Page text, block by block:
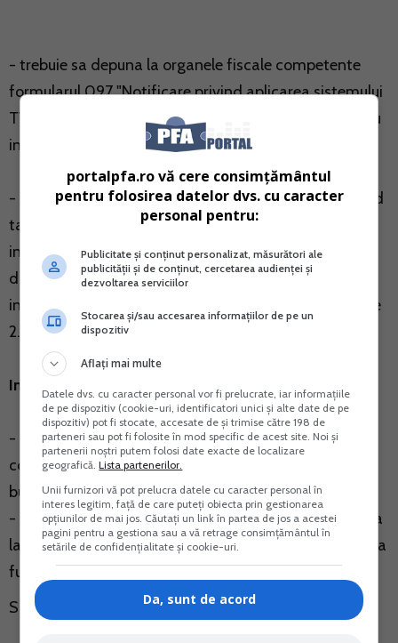
- trebuie sa depuna la organele fiscale competente
formularul 097 "Notificare privind aplicarea sistemului
TVA la incasare" din care sa rezulte ca opteaza pentru
intrarea in sistem. Termen : 25 ianuarie inclusiv.
- se considera ca persoana impozabila a optat in mod
tacit pentru continuarea aplicarii sistemului TVA la
incasare, neavand obligatia sa depuna notificarea,
daca in anul precedent a aplicat sistemul TVA la
incasare si cifra sa de afaceri nu a depasit plafonul de
2.250.000 lei.
In ce consta sistemul de TVA la incasare:
- amanarea exigibilitatii TVA pana la data incasarii
contravalorii integrale/partiale a livrarii de
bunuri/prestarii de servicii;
- amanarea dreptului de deducere a TVA pana la data
la care TVA aferenta bunurilor / serviciilor a fost platita
furnizorului / prestatorului.
Sursa:
portalpfa.ro vă cere consimțământul
pentru folosirea datelor dvs. cu caracter
personal pentru:
Publicitate și conținut personalizat, măsurători ale
publicității și de conținut, cercetarea audienței și
dezvoltarea serviciilor
Stocarea și/sau accesarea informațiilor de pe un
dispozitiv
Aflați mai multe
Datele dvs. cu caracter personal vor fi prelucrate, iar informațiile
de pe dispozitiv (cookie-uri, identificatori unici și alte date de pe
dispozitiv) pot fi stocate, accesate de și trimise către 198 de
parteneri sau pot fi folosite în mod specific de acest site. Noi și
partenerii noștri putem folosi date exacte de localizare
geografică.Lista partenerilor.
Unii furnizori vă pot prelucra datele cu caracter personal în
interes legitim, față de care puteți obiecta prin gestionarea
opțiunilor de mai jos. Căutați un link în partea de jos a acestei
pagini pentru a gestiona sau a vă retrage consimțământul în
setările de confidențialitate și cookie-uri.
Da, sunt de acord